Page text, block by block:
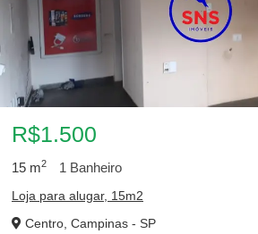
R$1.500
15 m2 1 Banheiro
Loja para alugar, 15m2
Centro, Campinas - SP